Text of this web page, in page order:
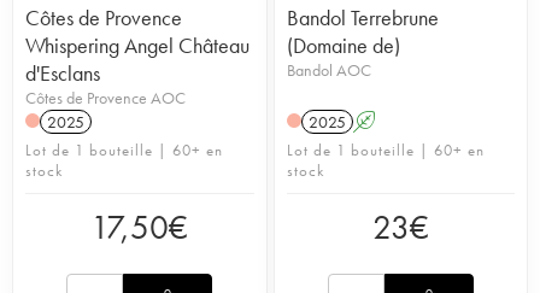
Côtes de Provence
Whispering Angel Château
d'Esclans
Côtes de Provence AOC
2025
Lot de 1 bouteille | 60+ en
stock
17,50€
Bandol Terrebrune
(Domaine de)
Bandol AOC
2025 A
Lot de 1 bouteille | 60+ en
stock
23€